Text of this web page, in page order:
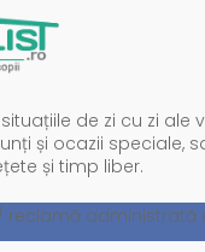
de zi cu zi ale
și ocazii speciale,
și timp liber.
reclamă administrată